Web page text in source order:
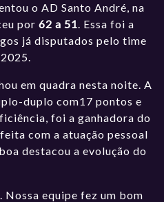
o AD Santo André, na
por62 a 51. Essa foi a
já disputados pelo time
em quadra nesta noite. A
duplo com17 pontos e
foi a ganhadora do
com a atuação pessoal
destacou a evolução do
equipe fez um bom